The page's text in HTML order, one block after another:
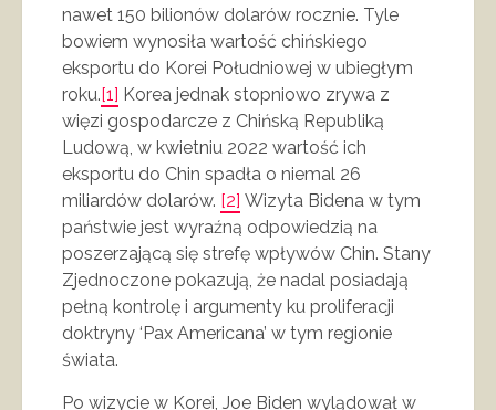
nawet 150 bilionów dolarów rocznie. Tyle
bowiem wynosiła wartość chińskiego
eksportu do Korei Południowej w ubiegłym
roku.[1] Korea jednak stopniowo zrywa z
więzi gospodarcze z Chińską Republiką
Ludową, w kwietniu 2022 wartość ich
eksportu do Chin spadła o niemal 26
miliardów dolarów. [2] Wizyta Bidena w tym
państwie jest wyraźną odpowiedzią na
poszerzającą się strefę wpływów Chin. Stany
Zjednoczone pokazują, że nadal posiadają
pełną kontrolę i argumenty ku proliferacji
doktryny ‘Pax Americana’ w tym regionie
świata.
Po wizycie w Korei, Joe Biden wylądował w